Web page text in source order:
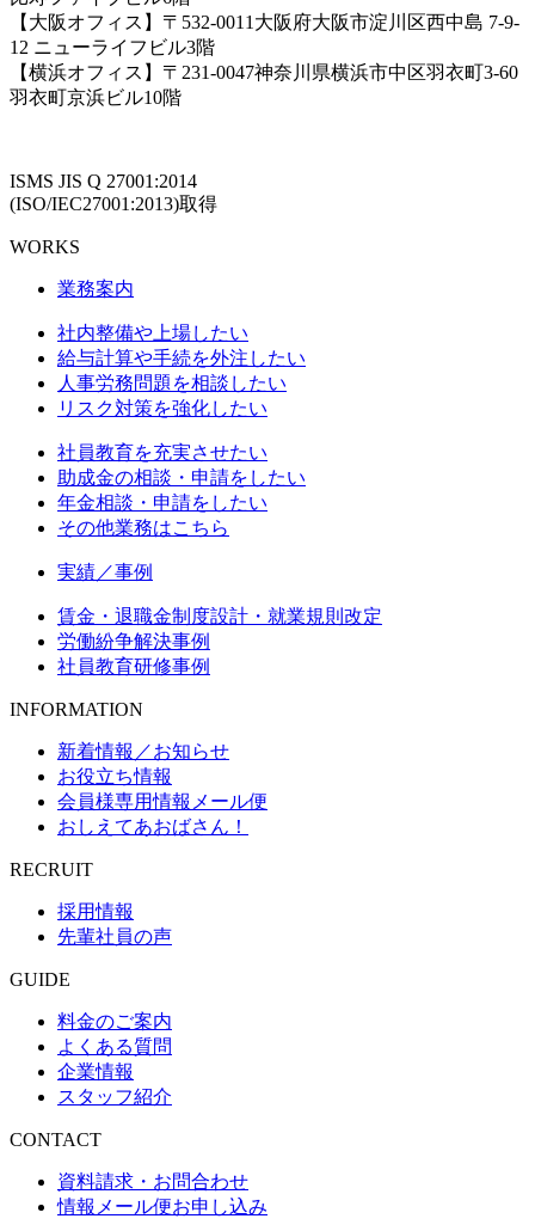
【大阪オフィス】〒532-0011大阪府大阪市淀川区西中島 7-9-
12 ニューライフビル3階
【横浜オフィス】〒231-0047神奈川県横浜市中区羽衣町3-60
羽衣町京浜ビル10階
ISMS JIS Q 27001:2014
(ISO/IEC27001:2013)取得
WORKS
業務案内
社内整備や上場したい
給与計算や手続を外注したい
人事労務問題を相談したい
リスク対策を強化したい
社員教育を充実させたい
助成金の相談・申請をしたい
年金相談・申請をしたい
その他業務はこちら
実績／事例
賃金・退職金制度設計・就業規則改定
労働紛争解決事例
社員教育研修事例
INFORMATION
新着情報／お知らせ
お役立ち情報
会員様専用情報メール便
おしえてあおばさん！
RECRUIT
採用情報
先輩社員の声
GUIDE
料金のご案内
よくある質問
企業情報
スタッフ紹介
CONTACT
資料請求・お問合わせ
情報メール便お申し込み